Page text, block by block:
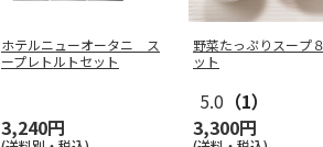
ホテルニューオータニ ス
ープレトルトセット
3,240円
野菜たっぷりスープ
ット
5.0 （1）
3,300円